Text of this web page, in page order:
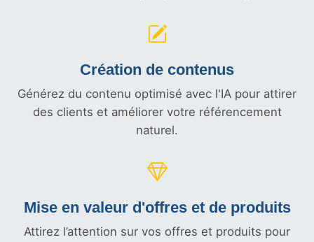
Création de contenus
Générez du contenu optimisé avec l'IA pour attirer
des clients et améliorer votre référencement
naturel.
Mise en valeur d'offres et de produits
Attirez l’attention sur vos offres et produits pour